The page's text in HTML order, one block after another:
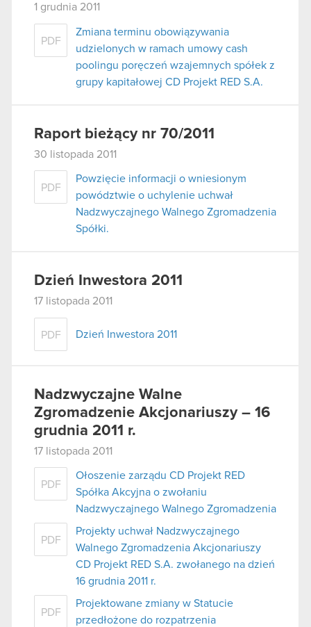
1 grudnia 2011
PDF
Zmiana terminu obowiązywania
udzielonych w ramach umowy cash
poolingu poręczeń wzajemnych spółek z
grupy kapitałowej CD Projekt RED S.A.
Raport bieżący nr 70/2011
30 listopada 2011
PDF
Powzięcie informacji o wniesionym
powództwie o uchylenie uchwał
Nadzwyczajnego Walnego Zgromadzenia
Spółki.
Dzień Inwestora 2011
17 listopada 2011
PDF Dzień Inwestora 2011
Nadzwyczajne Walne
Zgromadzenie Akcjonariuszy – 16
grudnia 2011 r.
17 listopada 2011
PDF
Ołoszenie zarządu CD Projekt RED
Spółka Akcyjna o zwołaniu
Nadzwyczajnego Walnego Zgromadzenia
PDF
Projekty uchwał Nadzwyczajnego
Walnego Zgromadzenia Akcjonariuszy
CD Projekt RED S.A. zwołanego na dzień
16 grudnia 2011 r.
PDF
Projektowane zmiany w Statucie
przedłożone do rozpatrzenia